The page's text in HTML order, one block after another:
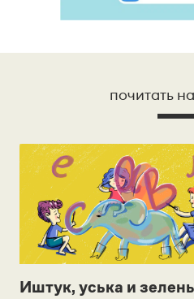
почитать
Иштук, уська и